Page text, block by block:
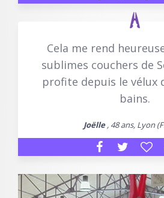
Cela me rend
sublimes couchers de
profite depuis le vélux
bains.
Joëlle, 48 ans, Lyon